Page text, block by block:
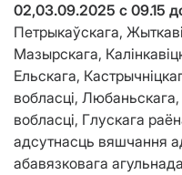
02,03.09.2025 с 09.15
Петрыкаўскага,
Мазырскага,
Ельскага,
вобласці,
вобласці, Глускага
адсутнасць вяшчання
абавязковага